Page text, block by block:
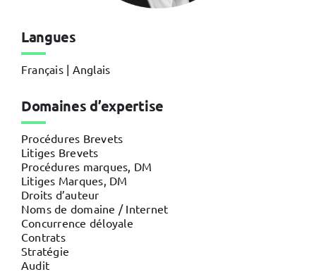
Langues
Français | Anglais
Domaines d’expertise
Procédures Brevets
Litiges Brevets
Procédures marques, DM
Litiges Marques, DM
Droits d’auteur
Noms de domaine / Internet
Concurrence déloyale
Contrats
Stratégie
Audit